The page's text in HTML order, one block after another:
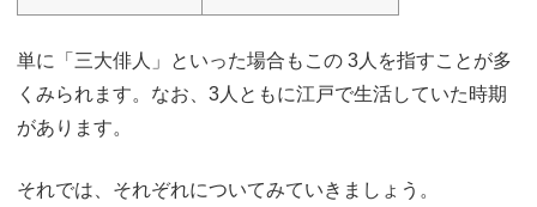
単に「三大俳人」といった場合もこの 3人を指すことが多
くみられます。なお、3人ともに江戸で生活していた時期
があります。
それでは、それぞれについてみていきましょう。